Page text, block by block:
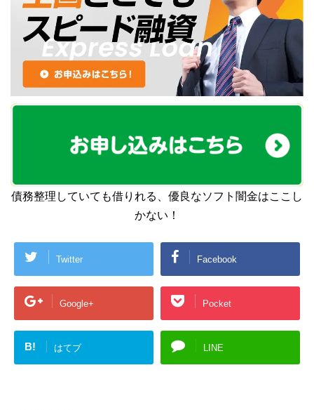
債務整理していても借りれる、優良なソフト闇金はここし
かない！
Twitter Facebook
Google+ Pocket
B! はてブ LINE